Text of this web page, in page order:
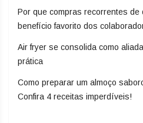
Por que compras recorrentes de
benefício favorito dos
Air fryer se consolida como
prática
Como preparar um almoço
Confira 4 receitas imperdíveis!